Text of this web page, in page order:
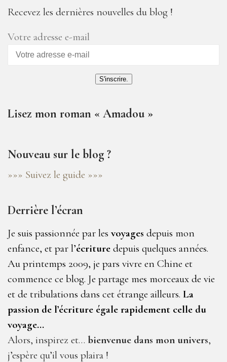
Recevez les dernières nouvelles du blog !
Votre adresse e-mail
S'inscrire.
Lisez mon roman « Amadou »
Nouveau sur le blog ?
»»» Suivez le guide »»»
Derrière l’écran
Je suis passionnée par les voyages depuis mon
enfance, et par l’écriture depuis quelques années.
Au printemps 2009, je pars vivre en Chine et
commence ce blog. Je partage mes morceaux de vie
et de tribulations dans cet étrange ailleurs. La
passion de l’écriture égale rapidement celle du
voyage…
Alors, inspirez et… bienvenue dans mon univers,
j’espère qu’il vous plaira !